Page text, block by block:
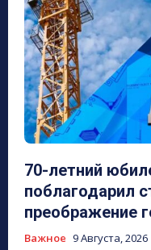
70-летний
поблагодарил
преображение
Важное 9 Августа, 2026